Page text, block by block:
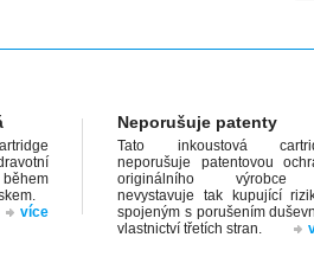
více
Neporušuje patenty
Tato inkoustová
neporušuje patentovou
originálního
nevystavuje tak kupující
spojeným s porušením
vlastnictví třetích stran.